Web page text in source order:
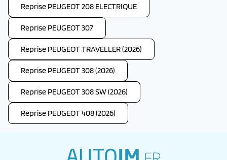
Reprise PEUGEOT 208 ELECTRIQUE
Reprise PEUGEOT 307
Reprise PEUGEOT TRAVELLER (2026)
Reprise PEUGEOT 308 (2026)
Reprise PEUGEOT 308 SW (2026)
Reprise PEUGEOT 408 (2026)